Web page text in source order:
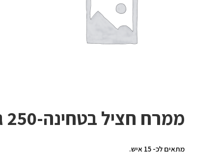
ממרח חציל בטחינה-250 גר'
מתאים לכ- 15 איש.